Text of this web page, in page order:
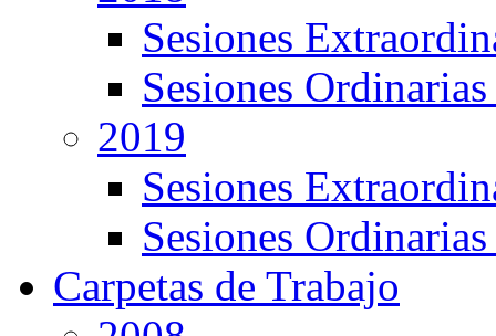
Sesiones
Sesiones
2019
Sesiones
Sesiones
Carpetas de Trabajo